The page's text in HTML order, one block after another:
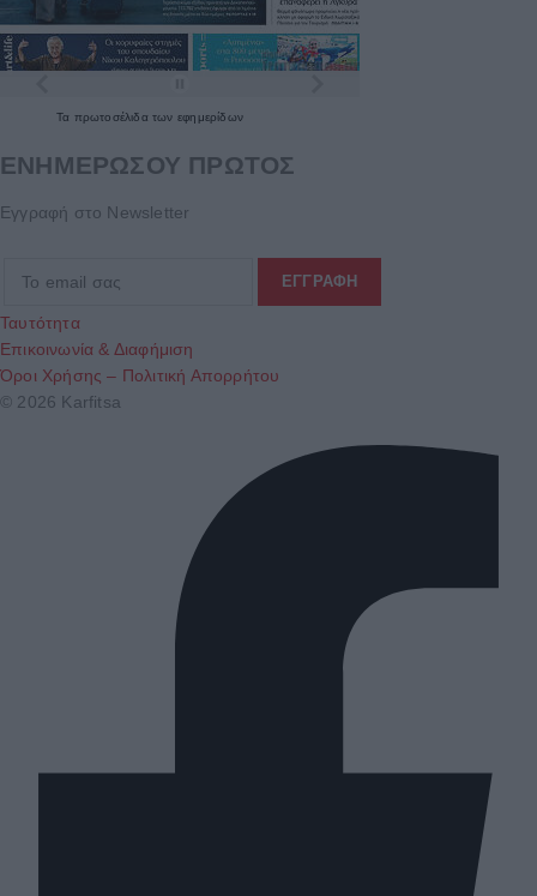
Τα πρωτοσέλιδατων εφημερίδων
ΕΝΗΜΕΡΩΣΟΥ ΠΡΩΤΟΣ
Εγγραφή στο Newsletter
Ταυτότητα
Επικοινωνία & Διαφήμιση
Όροι Χρήσης – Πολιτική Απορρήτου
© 2026 Karfitsa